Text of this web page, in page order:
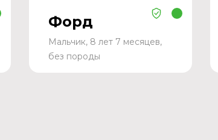
Форд
Мальчик, 8 лет 7 месяцев,
без породы